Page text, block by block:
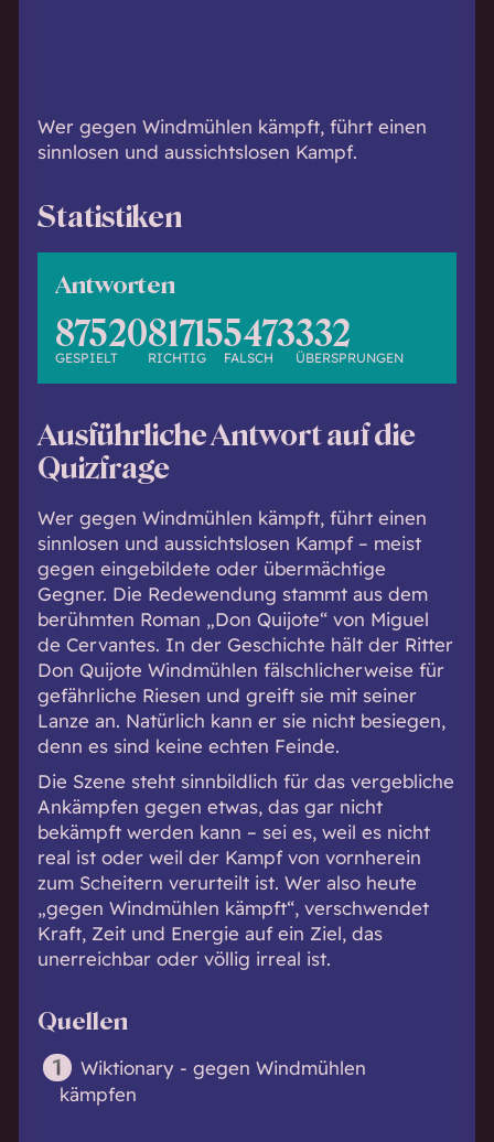
Wer gegen Windmühlen kämpft, führt einen
sinnlosen und aussichtslosen Kampf.
Statistiken
Antworten
87520
GESPIELT
81715
RICHTIG
5473
FALSCH
332
ÜBERSPRUNGEN
Ausführliche Antwort auf die
Quizfrage
Wer gegen Windmühlen kämpft, führt einen
sinnlosen und aussichtslosen Kampf – meist
gegen eingebildete oder übermächtige
Gegner. Die Redewendung stammt aus dem
berühmten Roman „Don Quijote“ von Miguel
de Cervantes. In der Geschichte hält der Ritter
Don Quijote Windmühlen fälschlicherweise für
gefährliche Riesen und greift sie mit seiner
Lanze an. Natürlich kann er sie nicht besiegen,
denn es sind keine echten Feinde.
Die Szene steht sinnbildlich für das vergebliche
Ankämpfen gegen etwas, das gar nicht
bekämpft werden kann – sei es, weil es nicht
real ist oder weil der Kampf von vornherein
zum Scheitern verurteilt ist. Wer also heute
„gegen Windmühlen kämpft“, verschwendet
Kraft, Zeit und Energie auf ein Ziel, das
unerreichbar oder völlig irreal ist.
Quellen
Wiktionary - gegen Windmühlen
kämpfen